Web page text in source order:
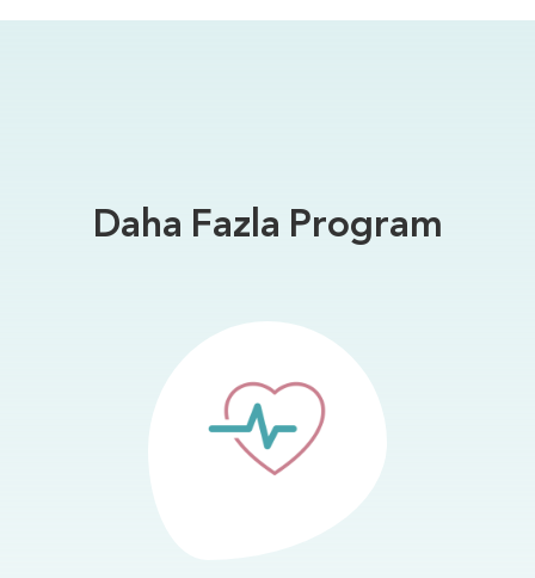
Daha Fazla Program